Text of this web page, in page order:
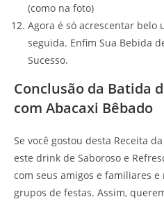
(como na foto)
Agora é só acrescentar belo
seguida. Enfim Sua Bebida
Sucesso.
Conclusão da Batida
com Abacaxi Bêbado
Se você gostou desta Receita
este drink de Saboroso e
com seus amigos e familiares
grupos de festas. Assim,